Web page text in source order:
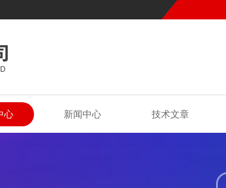
心 新闻中心 技术文章